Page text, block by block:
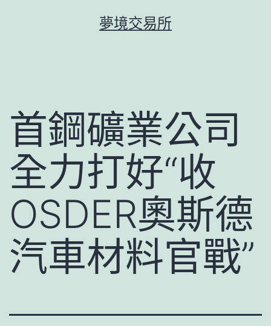
容
夢境交易所
首鋼礦業公司
全力打好“收
OSDER奧斯德
汽車材料官戰”